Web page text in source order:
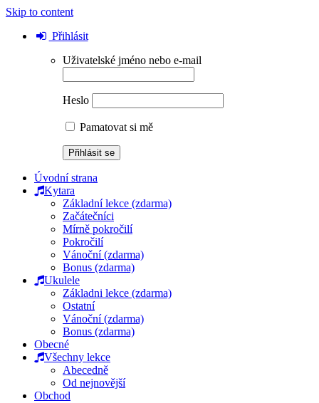
Skip to content
Přihlásit
Uživatelské jméno nebo e-mail
Heslo
Pamatovat si mě
Úvodní strana
Kytara
Základní lekce (zdarma)
Začátečníci
Mírně pokročilí
Pokročilí
Vánoční (zdarma)
Bonus (zdarma)
Ukulele
Základni lekce (zdarma)
Ostatní
Vánoční (zdarma)
Bonus (zdarma)
Obecné
Všechny lekce
Abecedně
Od nejnovější
Obchod